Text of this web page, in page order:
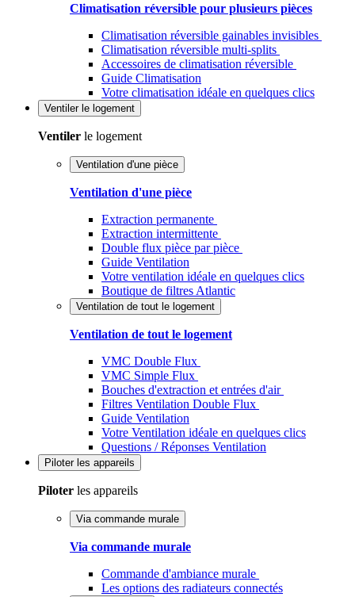
Climatisation réversible pour plusieurs pièces
Climatisation réversible gainables invisibles
Climatisation réversible multi-splits
Accessoires de climatisation réversible
Guide Climatisation
Votre climatisation idéale en quelques clics
Ventiler le logement
Ventiler le logement
Ventilation d'une pièce
Ventilation d'une pièce
Extraction permanente
Extraction intermittente
Double flux pièce par pièce
Guide Ventilation
Votre ventilation idéale en quelques clics
Boutique de filtres Atlantic
Ventilation de tout le logement
Ventilation de tout le logement
VMC Double Flux
VMC Simple Flux
Bouches d'extraction et entrées d'air
Filtres Ventilation Double Flux
Guide Ventilation
Votre Ventilation idéale en quelques clics
Questions / Réponses Ventilation
Piloter les appareils
Piloter les appareils
Via commande murale
Via commande murale
Commande d'ambiance murale
Les options des radiateurs connectés